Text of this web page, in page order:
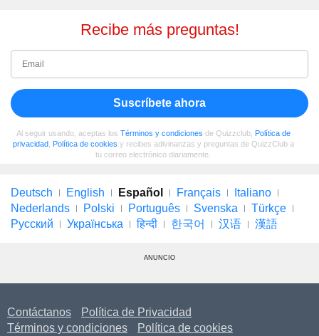
Recibe más preguntas!
Suscríbete ahora
Al seguir usando, aceptas los Términos y condiciones de Quizzclub, Política de
privacidad, Política de cookies y recibes adivinanzas y preguntas de QuizzClub a
tu correo electrónico diariamente.
Deutsch English Español Français
Italiano
Nederlands
Polski Português Svenska
Türkçe
Русский
Українська हिन्दी 한국어 汉语 漢語
ANUNCIO
Contáctanos
Política de Privacidad
Términos y condiciones
Política de cookies